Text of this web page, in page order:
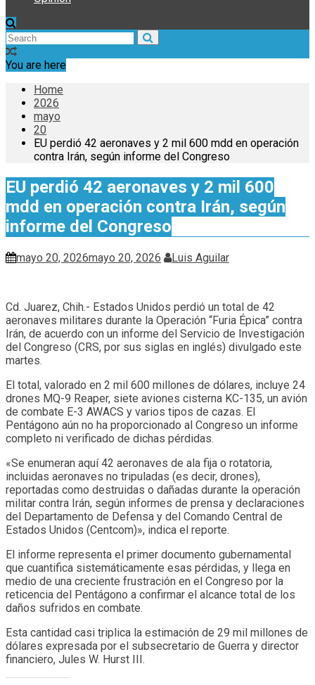
You are here
Home
2026
mayo
20
EU perdió 42 aeronaves y 2 mil 600 mdd en operación
contra Irán, según informe del Congreso
EU perdió 42 aeronaves y 2 mil 600
mdd en operación contra Irán, según
informe del Congreso
mayo 20, 2026mayo 20, 2026 Luis Aguilar
Cd. Juarez, Chih.- Estados Unidos perdió un total de 42
aeronaves militares durante la Operación “Furia Épica” contra
Irán, de acuerdo con un informe del Servicio de Investigación
del Congreso (CRS, por sus siglas en inglés) divulgado este
martes.
El total, valorado en 2 mil 600 millones de dólares, incluye 24
drones MQ-9 Reaper, siete aviones cisterna KC-135, un avión
de combate E-3 AWACS y varios tipos de cazas. El
Pentágono aún no ha proporcionado al Congreso un informe
completo ni verificado de dichas pérdidas.
«Se enumeran aquí 42 aeronaves de ala fija o rotatoria,
incluidas aeronaves no tripuladas (es decir, drones),
reportadas como destruidas o dañadas durante la operación
militar contra Irán, según informes de prensa y declaraciones
del Departamento de Defensa y del Comando Central de
Estados Unidos (Centcom)», indica el reporte​​​.
El informe representa el primer documento gubernamental
que cuantifica sistemáticamente esas pérdidas, y llega en
medio de una creciente frustración en el Congreso por la
reticencia del Pentágono a confirmar el alcance total de los
daños sufridos en combate.
Esta cantidad casi triplica la estimación de 29 mil millones de
dólares expresada por el subsecretario de Guerra y director
financiero, Jules W. Hurst III.